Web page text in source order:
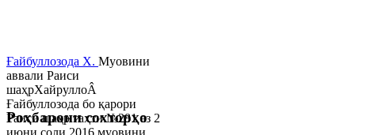
Ғайбуллозода Х. Муовини
аввали Раиси
шаҳрХайруллоÂ
Ғайбуллозода бо қарори
Раиси шаҳр таҳти №281 аз 2
Роҳбарони сохторҳо